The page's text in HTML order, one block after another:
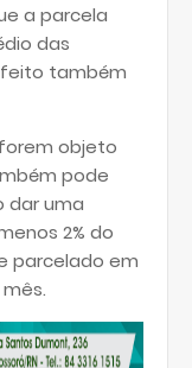
a parcela
das
também
objeto
pode
dar uma
2% do
parcelado em